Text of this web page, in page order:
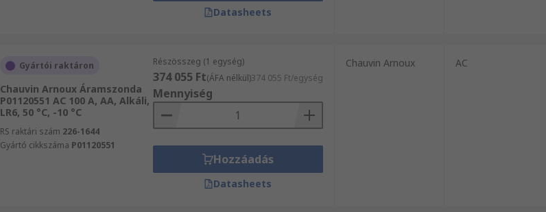
Datasheets
Gyártói raktáron
Chauvin Arnoux Áramszonda
P01120551 AC 100 A, AA, Alkáli,
LR6, 50 °C, -10 °C
RS raktári szám 226-1644
Gyártó cikkszáma P01120551
Részösszeg (1 egység)
374 055 Ft(ÁFA nélkül)374 055 Ft/egység
Mennyiség
Hozzáadás
Datasheets
Chauvin Arnoux AC